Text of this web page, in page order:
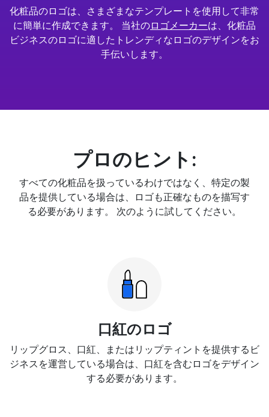
化粧品のロゴは、さまざまなテンプレートを使用して非常
に簡単に作成できます。 当社のロゴメーカーは、化粧品
ビジネスのロゴに適したトレンディなロゴのデザインをお
手伝いします。
プロのヒント:
すべての化粧品を扱っているわけではなく、特定の製
品を提供している場合は、ロゴも正確なものを描写す
る必要があります。 次のように試してください。
口紅のロゴ
リップグロス、口紅、またはリップティントを提供するビ
ジネスを運営している場合は、口紅を含むロゴをデザイン
する必要があります。